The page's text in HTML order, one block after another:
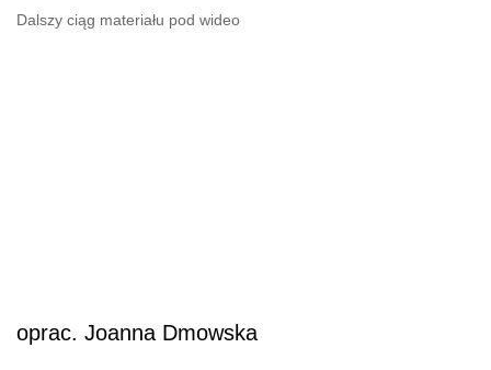
Dalszy ciąg materiału pod wideo
oprac. Joanna Dmowska